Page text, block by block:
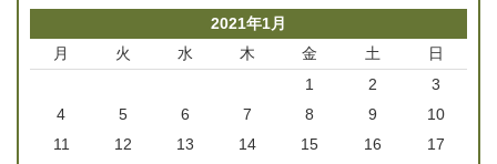
2021年1月
月
火 水 木 金 土 日
1 2
3
4
5 6 7 8 9
10
11
12 13 14 15 16
17